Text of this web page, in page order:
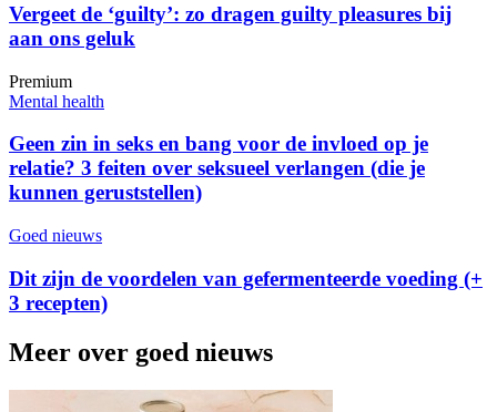
Vergeet de ‘guilty’: zo dragen guilty pleasures bij
aan ons geluk
Premium
Mental health
Geen zin in seks en bang voor de invloed op je
relatie? 3 feiten over seksueel verlangen (die je
kunnen geruststellen)
Goed nieuws
Dit zijn de voordelen van gefermenteerde voeding (+
3 recepten)
Meer over goed nieuws